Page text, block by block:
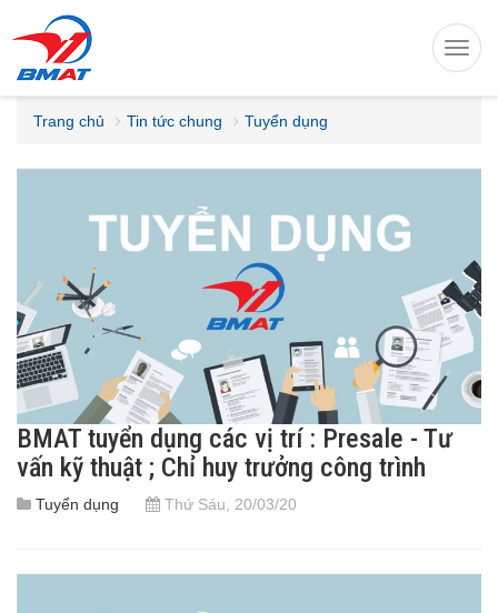
Trang chủ Tin tức chung Tuyển dụng
BMAT tuyển dụng các vị trí : Presale - Tư
vấn kỹ thuật ; Chỉ huy trưởng công trình
Tuyển dụng Thứ Sáu, 20/03/20